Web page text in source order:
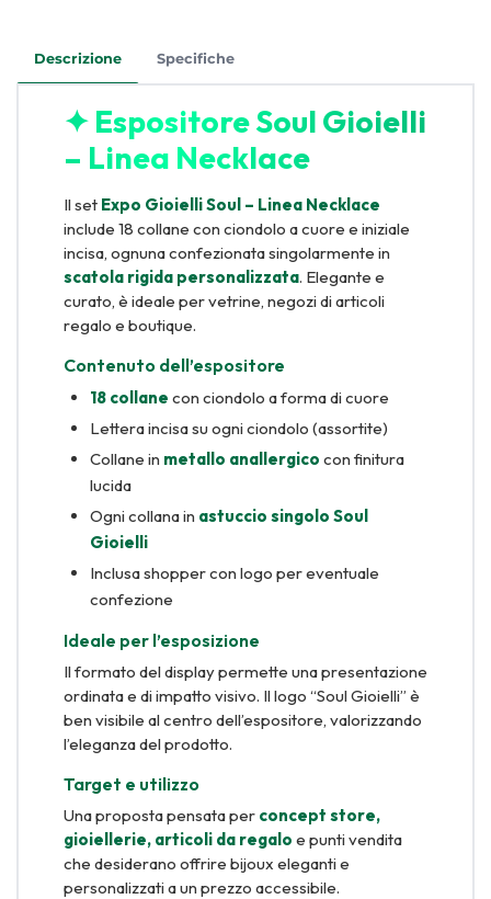
Descrizione Specifiche
✦ Espositore Soul Gioielli
– Linea Necklace
Il set Expo Gioielli Soul – Linea Necklace
include 18 collane con ciondolo a cuore e iniziale
incisa, ognuna confezionata singolarmente in
scatola rigida personalizzata. Elegante e
curato, è ideale per vetrine, negozi di articoli
regalo e boutique.
Contenuto dell’espositore
18 collane con ciondolo a forma di cuore
Lettera incisa su ogni ciondolo (assortite)
Collane in metallo anallergico con finitura
lucida
Ogni collana in astuccio singolo Soul
Gioielli
Inclusa shopper con logo per eventuale
confezione
Ideale per l’esposizione
Il formato del display permette una presentazione
ordinata e di impatto visivo. Il logo “Soul Gioielli” è
ben visibile al centro dell’espositore, valorizzando
l’eleganza del prodotto.
Target e utilizzo
Una proposta pensata per concept store,
gioiellerie, articoli da regalo e punti vendita
che desiderano offrire bijoux eleganti e
personalizzati a un prezzo accessibile.